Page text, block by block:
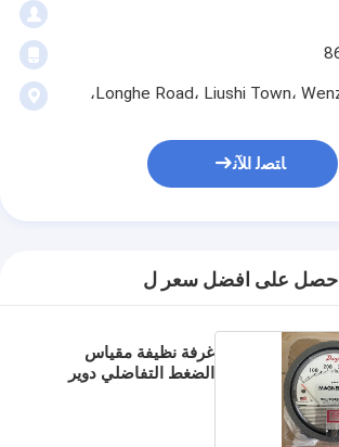
58 Longhe Road، Liushi Town، Wenzhou، Zhejiang،
ﺎﺘﺼﻟ ﺍﻶﻧ
احصل على افضل سعر ل
غرفة نظيفة مقياس
الضغط التفاضلي دوير